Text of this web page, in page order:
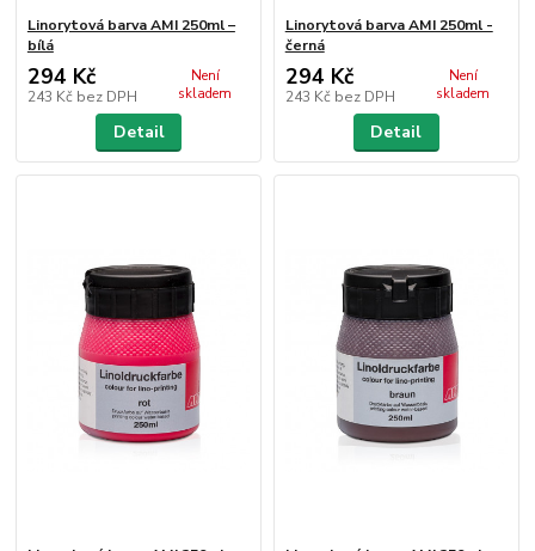
Linorytová barva AMI 250ml –
bílá
294 Kč
243 Kč bez DPH
Není
skladem
Detail
Linorytová barva AMI 250ml -
černá
294 Kč
243 Kč bez DPH
Není
skladem
Detail